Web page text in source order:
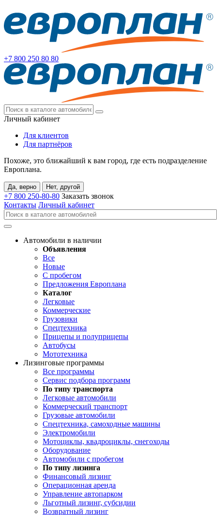
+7 800 250 80 80
Личный кабинет
Для клиентов
Для партнёров
Похоже, это ближайший к вам город, где есть подразделение
Европлана.
Да, верно Нет, другой
+7 800 250-80-80 Заказать звонок
Контакты Личный кабинет
Автомобили в наличии
Объявления
Все
Новые
С пробегом
Предложения Европлана
Каталог
Легковые
Коммерческие
Грузовики
Спецтехника
Прицепы и полуприцепы
Автобусы
Мототехника
Лизинговые программы
Все программы
Сервис подбора программ
По типу транспорта
Легковые автомобили
Коммерческий транспорт
Грузовые автомобили
Спецтехника, самоходные машины
Электромобили
Мотоциклы, квадроциклы, снегоходы
Оборудование
Автомобили с пробегом
По типу лизинга
Финансовый лизинг
Операционная аренда
Управление автопарком
Льготный лизинг, субсидии
Возвратный лизинг